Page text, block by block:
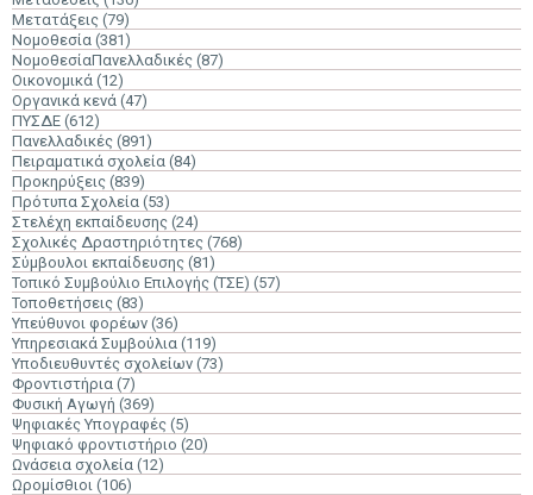
Μετατάξεις (79)
Νομοθεσία (381)
ΝομοθεσίαΠανελλαδικές (87)
Οικονομικά (12)
Οργανικά κενά (47)
ΠΥΣΔΕ (612)
Πανελλαδικές (891)
Πειραματικά σχολεία (84)
Προκηρύξεις (839)
Πρότυπα Σχολεία (53)
Στελέχη εκπαίδευσης (24)
Σχολικές Δραστηριότητες (768)
Σύμβουλοι εκπαίδευσης (81)
Τοπικό Συμβούλιο Επιλογής (ΤΣΕ) (57)
Τοποθετήσεις (83)
Υπεύθυνοι φορέων (36)
Υπηρεσιακά Συμβούλια (119)
Υποδιευθυντές σχολείων (73)
Φροντιστήρια (7)
Φυσική Αγωγή (369)
Ψηφιακές Υπογραφές (5)
Ψηφιακό φροντιστήριο (20)
Ωνάσεια σχολεία (12)
Ωρομίσθιοι (106)